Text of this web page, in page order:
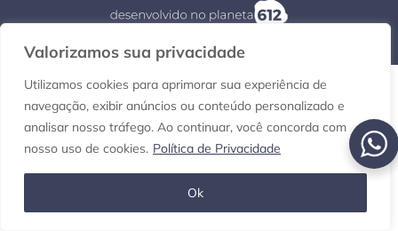
Valorizamos sua privacidade
Utilizamos cookies para aprimorar sua experiência de
navegação, exibir anúncios ou conteúdo personalizado e
analisar nosso tráfego. Ao continuar, você concorda com
nosso uso de cookies. Política de Privacidade
Ok